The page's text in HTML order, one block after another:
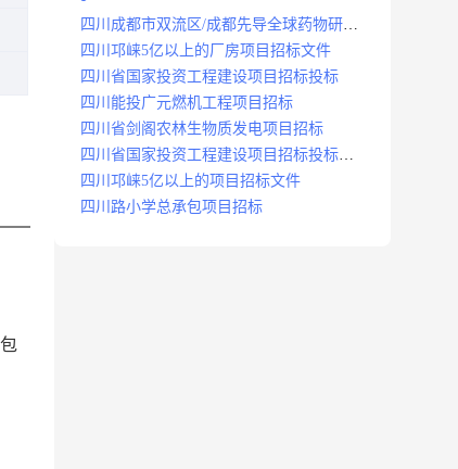
四川成都市双流区/成都先导全球药物研发
生产基地(一期)(dj)项目招标标段
四川邛崃5亿以上的厂房项目招标文件
四川省国家投资工程建设项目招标投标
四川能投广元燃机工程项目招标
四川省剑阁农林生物质发电项目招标
四川省国家投资工程建设项目招标投标
2008年版
四川邛崃5亿以上的项目招标文件
四川路小学总承包项目招标